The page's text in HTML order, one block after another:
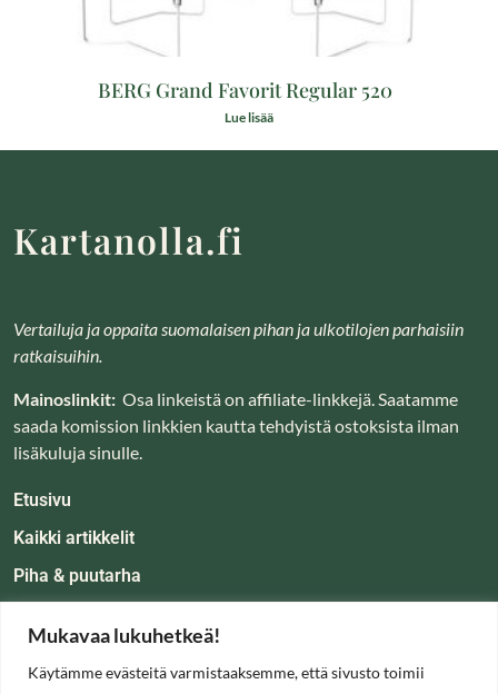
Mukavaa lukuhetkeä!
Käytämme evästeitä varmistaaksemme, että sivusto toimii
BERG Grand Favorit Regular 520
Lue lisää
Makita DUB184RT
Kartanolla.fi
Vertailuja ja oppaita suomalaisen pihan ja ulkotilojen parhaisiin
ratkaisuihin.
Mainoslinkit: Osa linkeistä on affiliate-linkkejä. Saatamme
saada komission linkkien kautta tehdyistä ostoksista ilman
lisäkuluja sinulle.
Etusivu
Kaikki artikkelit
Piha & puutarha